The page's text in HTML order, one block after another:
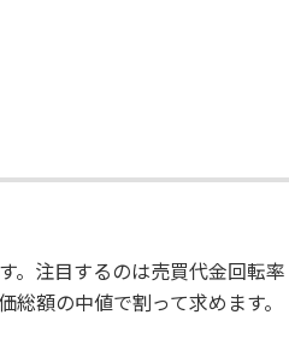
。注目するのは売買代金回転率
額の中値で割って求めます。